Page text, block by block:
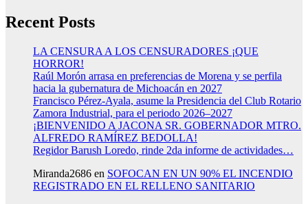
Recent Posts
LA CENSURA A LOS CENSURADORES ¡QUE
HORROR!
Raúl Morón arrasa en preferencias de Morena y se perfila
hacia la gubernatura de Michoacán en 2027
Francisco Pérez-Ayala, asume la Presidencia del Club Rotario
Zamora Industrial, para el periodo 2026–2027
¡BIENVENIDO A JACONA SR. GOBERNADOR MTRO.
ALFREDO RAMÍREZ BEDOLLA!
Regidor Barush Loredo, rinde 2da informe de actividades…
Miranda2686 en SOFOCAN EN UN 90% EL INCENDIO
REGISTRADO EN EL RELLENO SANITARIO